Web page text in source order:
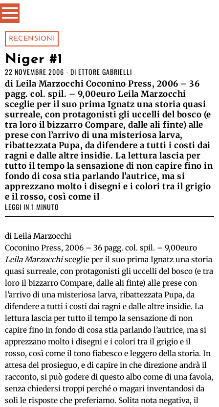
RECENSIONI
Niger #1
22 NOVEMBRE 2006 DI ETTORE GABRIELLI
di Leila Marzocchi Coconino Press, 2006 – 36
pagg. col. spil. – 9,00euro Leila Marzocchi
sceglie per il suo prima Ignatz una storia quasi
surreale, con protagonisti gli uccelli del bosco (e
tra loro il bizzarro Compare, dalle ali finte) alle
prese con l’arrivo di una misteriosa larva,
ribattezzata Pupa, da difendere a tutti i costi dai
ragni e dalle altre insidie. La lettura lascia per
tutto il tempo la sensazione di non capire fino in
fondo di cosa stia parlando l’autrice, ma si
apprezzano molto i disegni e i colori tra il grigio
e il rosso, così come il
LEGGI IN 1 MINUTO
di Leila Marzocchi
Coconino Press, 2006 – 36 pagg. col. spil. – 9,00euro
Leila Marzocchisceglie per il suo prima Ignatz una storia
quasi surreale, con protagonisti gli uccelli del bosco (e tra
loro il bizzarro Compare, dalle ali finte) alle prese con
l’arrivo di una misteriosa larva, ribattezzata Pupa, da
difendere a tutti i costi dai ragni e dalle altre insidie. La
lettura lascia per tutto il tempo la sensazione di non
capire fino in fondo di cosa stia parlando l’autrice, ma si
apprezzano molto i disegni e i colori tra il grigio e il
rosso, così come il tono fiabesco e leggero della storia. In
attesa del prosieguo, e di capire in che direzione andrà il
racconto, si può godere di questo albo come di una favola,
senza chiedersi troppi perché o magari inventandosi da
soli le risposte che preferiamo. Solita nota negativa, il